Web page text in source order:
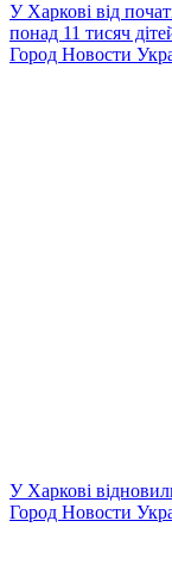
У Харкові від
понад 11 тисяч
Город Новости
У Харкові
Город Новости